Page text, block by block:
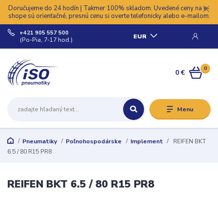
Doručujeme do 24 hodín | Takmer 100% skladom. Uvedené ceny na e-
shope sú orientačné, presnú cenu si overte telefonicky alebo e-mailom.
Menu
EUR
+421 905 557 500
(Po-Pia, 7-17 hod.)
0
0 €
Pneumatiky Poľnohospodárske Implement
REIFEN BKT
6.5 / 80 R15 PR8
REIFEN BKT 6.5 / 80 R15 PR8